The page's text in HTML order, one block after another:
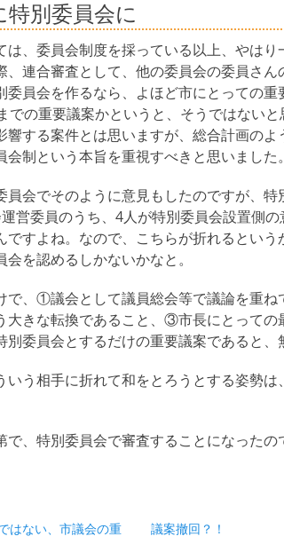
特別委員会に
、委員会制度を採っている以上、やは
、連合審査として、他の委員会の委員さ
員会を作るなら、よほど市にとっての
での重要議案かというと、そうではない
響する案件とは思いますが、総合計画のよ
制という本旨を重視すべきと思いました。
会でそのように意見もしたのですが、特
営委員のうち、4人が特別委員会設置側
ですよね。なので、こちらが折れるという
会を認めるしかないかなと。
で、①議会として議員総会等で議論を重
大きな転換であること、③市長にとって
別委員会とするだけの重要議案であると、
う相手に折れて和をとろうとする姿勢
、特別委員会で審査することになったの
はない、市議会の重
議案撤回？！